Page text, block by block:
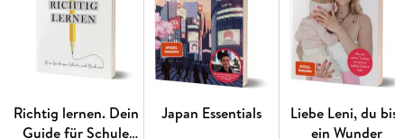
Richtig lernen. Dein
Guide für Schule
Japan Essentials
Liebe Leni, du bist
ein Wunder